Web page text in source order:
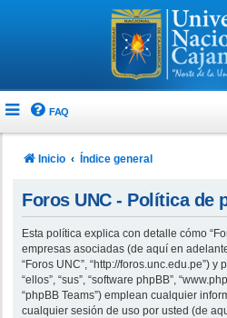
FAQ
Inicio Índice general
Foros UNC - Política de
Esta política explica con detalle cómo
empresas asociadas (de aquí en adelante
“Foros UNC”, “http://foros.unc.edu.pe”)
“ellos”, “sus”, “software phpBB”,
“phpBB Teams”) emplean cualquier
cualquier sesión de uso por usted (de